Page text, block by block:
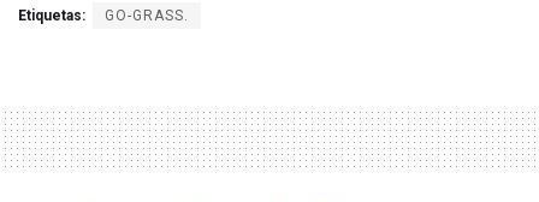
Etiquetas: GO-GRASS.